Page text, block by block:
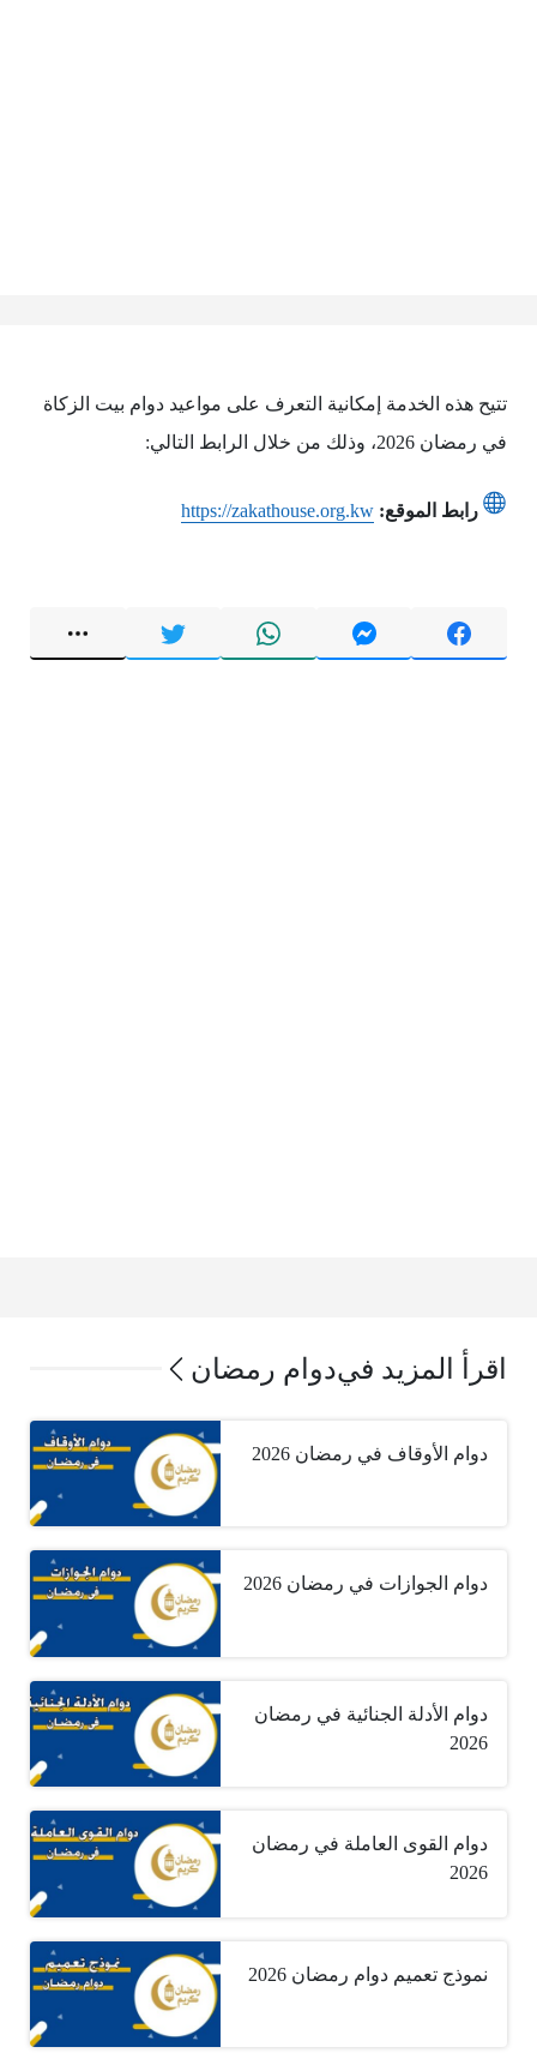
تتيح هذه الخدمة إمكانية التعرف على مواعيد دوام بيت الزكاة
في رمضان 2026، وذلك من خلال الرابط التالي:
رابط الموقع: https://zakathouse.org.kw
اقرأ المزيد فيدوام رمضان
دوام الأوقاف في رمضان 2026
دوام الجوازات في رمضان 2026
دوام الأدلة الجنائية في رمضان
2026
دوام القوى العاملة في رمضان
2026
نموذج تعميم دوام رمضان 2026